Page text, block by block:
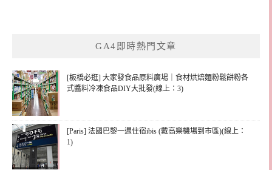
GA4即時熱門文章
[板橋必逛] 大家發食品原料廣場｜食材烘焙麵粉鬆餅粉各
式醬料冷凍食品DIY大批發(線上：3)
[Paris] 法國巴黎一週住宿ibis (戴高樂機場到市區)(線上：
1)